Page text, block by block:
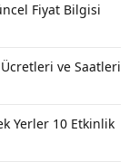
Fiyat Bilgisi
Ücretleri ve Saatleri
Yerler 10 Etkinlik